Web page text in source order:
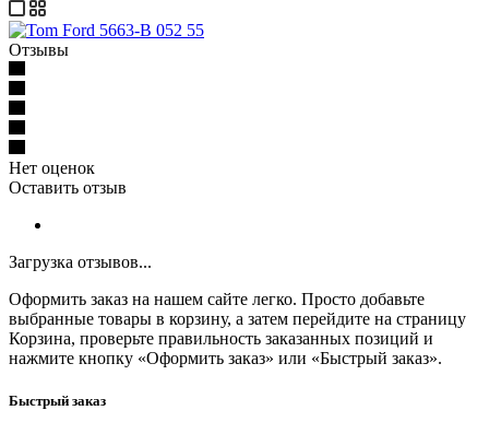
Отзывы
Нет оценок
Оставить отзыв
Загрузка отзывов...
Оформить заказ на нашем сайте легко. Просто добавьте
выбранные товары в корзину, а затем перейдите на страницу
Корзина, проверьте правильность заказанных позиций и
нажмите кнопку «Оформить заказ» или «Быстрый заказ».
Быстрый заказ